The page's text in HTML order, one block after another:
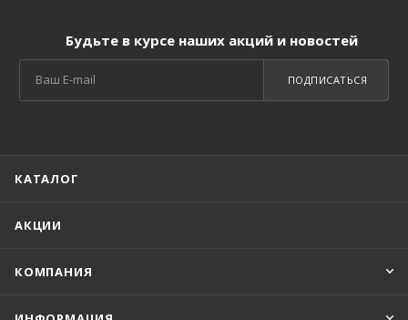
Будьте в курсе наших акций и новостей
ПОДПИСАТЬСЯ
КАТАЛОГ
АКЦИИ
КОМПАНИЯ